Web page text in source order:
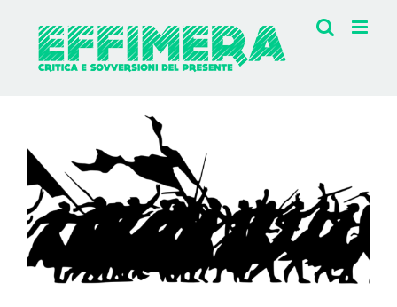
contenuto
immagine